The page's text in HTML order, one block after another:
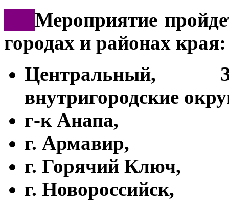
Мероприятие
городах и районах края:
Центральный,
внутригородские
г-к Анапа,
г. Армавир,
г. Горячий Ключ,
г. Новороссийск,